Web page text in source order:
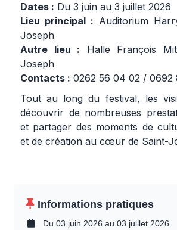
Dates : Du 3 juin au 3 juillet 2026
Lieu principal : Auditorium
Joseph
Autre lieu : Halle François
Joseph
Contacts : 0262 56 04 02 / 0692
Tout au long du festival, les
découvrir de nombreuses
et partager des moments de
et de création au cœur de Saint-
Informations pratiques
Du 03 juin 2026 au 03 juillet 2026